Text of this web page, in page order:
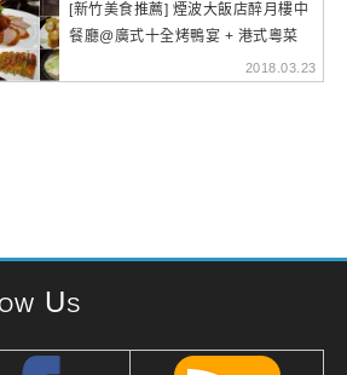
[新竹美食推薦] 煙波大飯店醉月樓中
餐廳@廣式十全烤鴨宴 + 港式粵菜
2018.03.23
Us